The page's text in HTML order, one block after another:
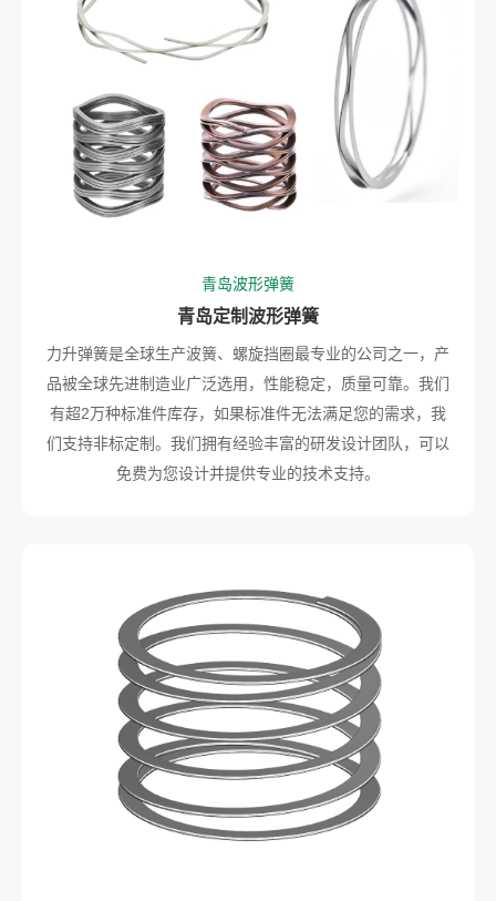
青岛波形弹簧
青岛定制波形弹簧
力升弹簧是全球生产波簧、螺旋挡圈最专业的公司之一，产
品被全球先进制造业广泛选用，性能稳定，质量可靠。我们
有超2万种标准件库存，如果标准件无法满足您的需求，我
们支持非标定制。我们拥有经验丰富的研发设计团队，可以
免费为您设计并提供专业的技术支持。